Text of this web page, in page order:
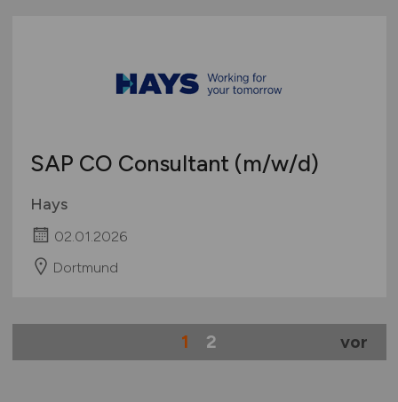
SAP CO Consultant (m/w/d)
Hays
02.01.2026
Dortmund
1 2 vor